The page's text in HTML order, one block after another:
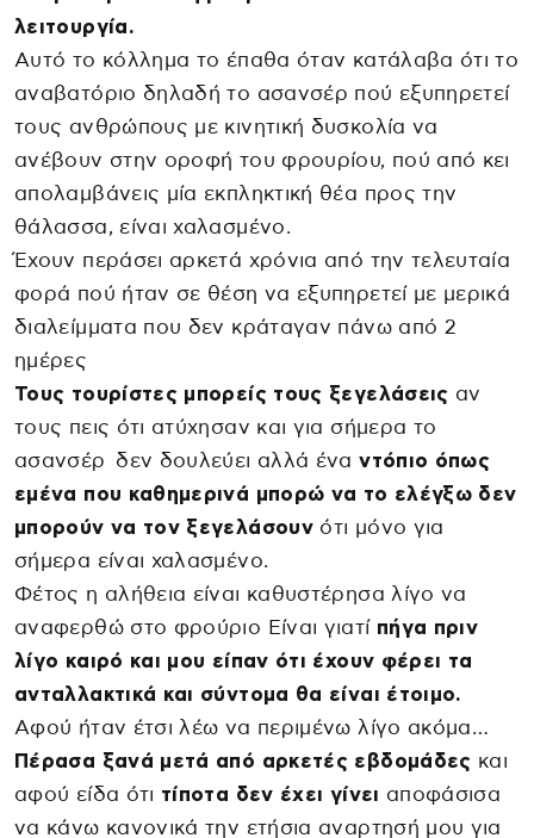
λειτουργία.
Αυτό το κόλλημα το έπαθα όταν κατάλαβα ότι το
αναβατόριο δηλαδή το ασανσέρ πού εξυπηρετεί
τους ανθρώπους με κινητική δυσκολία να
ανέβουν στην οροφή του φρουρίου, πού από κει
απολαμβάνεις μία εκπληκτική θέα προς την
θάλασσα, είναι χαλασμένο.
Έχουν περάσει αρκετά χρόνια από την τελευταία
φορά πού ήταν σε θέση να εξυπηρετεί με μερικά
διαλείμματα που δεν κράταγαν πάνω από 2
ημέρες
Τους τουρίστες μπορείς τους ξεγελάσεις αν
τους πεις ότι ατύχησαν και για σήμερα το
ασανσέρ δεν δουλεύει αλλά ένα ντόπιο όπως
εμένα που καθημερινά μπορώ να το ελέγξω δεν
μπορούν να τον ξεγελάσουν ότι μόνο για
σήμερα είναι χαλασμένο.
Φέτος η αλήθεια είναι καθυστέρησα λίγο να
αναφερθώ στο φρούριο Είναι γιατί πήγα πριν
λίγο καιρό και μου είπαν ότι έχουν φέρει τα
ανταλλακτικά και σύντομα θα είναι έτοιμο.
Αφού ήταν έτσι λέω να περιμένω λίγο ακόμα…
Πέρασα ξανά μετά από αρκετές εβδομάδες και
αφού είδα ότι τίποτα δεν έχει γίνει αποφάσισα
να κάνω κανονικά την ετήσια αναρτησή μου για